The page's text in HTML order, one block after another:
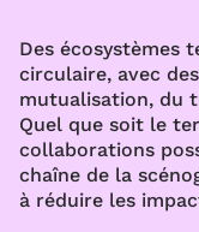
Des écosystèmes
circulaire, avec
mutualisation, du
Quel que soit le
collaborations
chaîne de la
à réduire les